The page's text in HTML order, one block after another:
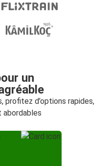
un
profitez d’options rapides,
abordables